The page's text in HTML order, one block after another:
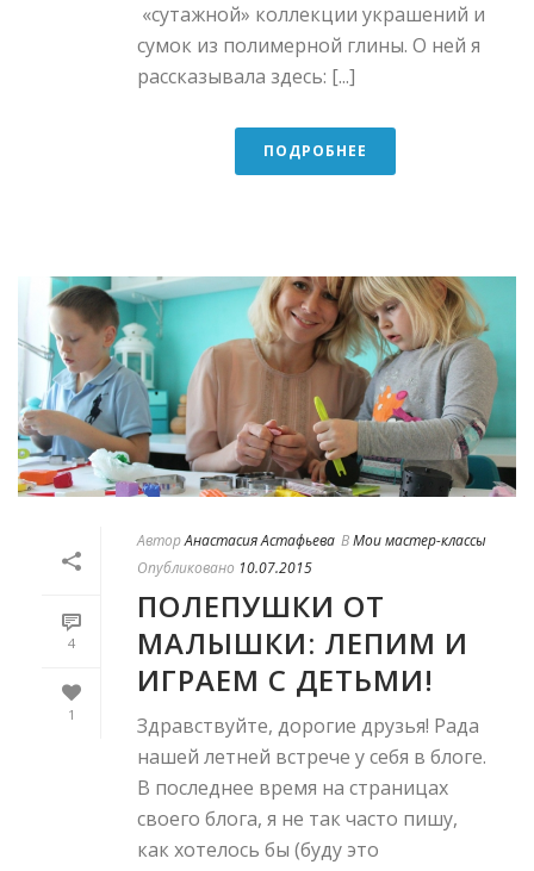
«сутажной» коллекции украшений и
сумок из полимерной глины. О ней я
рассказывала здесь: [...]
ПОДРОБНЕЕ
4
1
АвторАнастасия Астафьева ВМои мастер-классы
Опубликовано 10.07.2015
ПОЛЕПУШКИ ОТ
МАЛЫШКИ: ЛЕПИМ И
ИГРАЕМ С ДЕТЬМИ!
Здравствуйте, дорогие друзья! Рада
нашей летней встрече у себя в блоге.
В последнее время на страницах
своего блога, я не так часто пишу,
как хотелось бы (буду это